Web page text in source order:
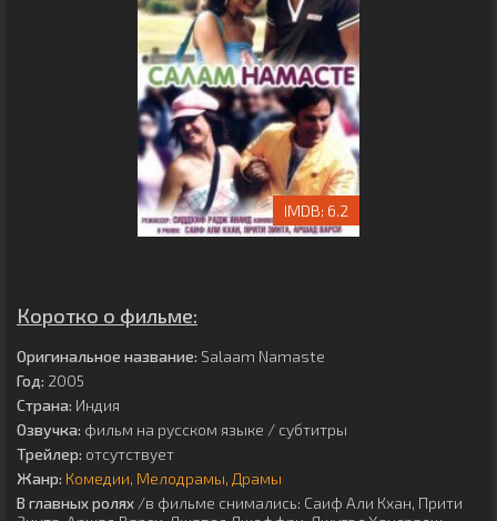
6.2
Коротко о фильме:
Оригинальное название: Salaam Namaste
Год: 2005
Страна: Индия
Озвучка: фильм на русском языке / субтитры
Трейлер: отсутствует
Жанр: Комедии Мелодрамы Драмы
В главных ролях /в фильме снимались: Саиф Али Кхан, Прити